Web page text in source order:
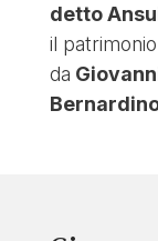
detto
il
da